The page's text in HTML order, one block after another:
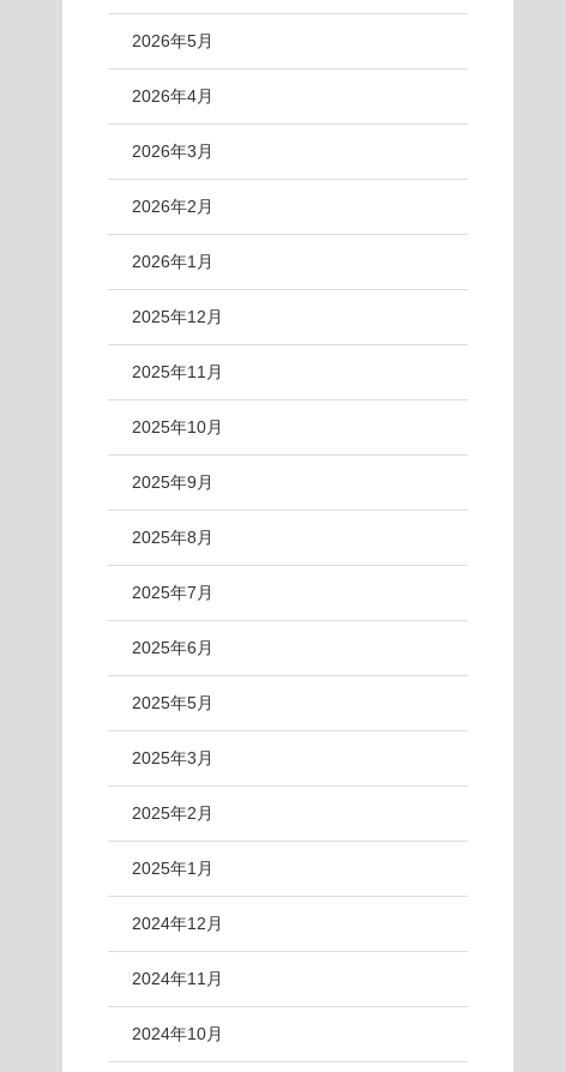
2026年5月
2026年4月
2026年3月
2026年2月
2026年1月
2025年12月
2025年11月
2025年10月
2025年9月
2025年8月
2025年7月
2025年6月
2025年5月
2025年3月
2025年2月
2025年1月
2024年12月
2024年11月
2024年10月